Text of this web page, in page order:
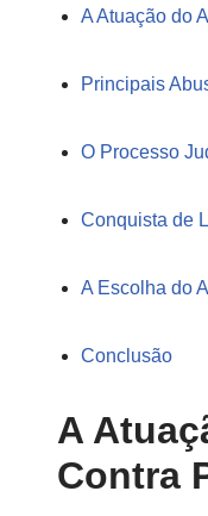
A Atuação do
Principais
O Processo
Conquista de
A Escolha do
Conclusão
A
Contra